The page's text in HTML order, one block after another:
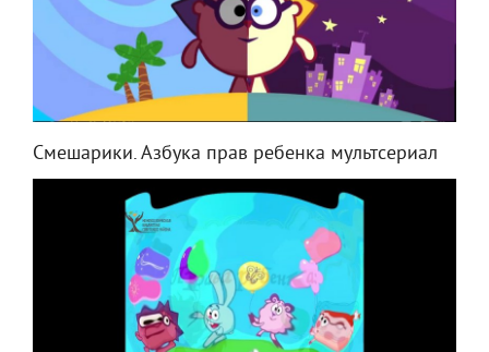
Смешарики. Азбука прав ребенка мультсериал